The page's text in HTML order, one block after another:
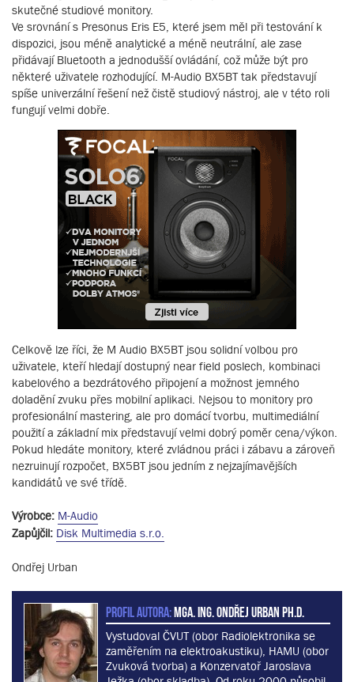
skutečné studiové monitory.
Ve srovnání s Presonus Eris E5, které jsem měl při testování k
dispozici, jsou méně analytické a méně neutrální, ale zase
přidávají Bluetooth a jednodušší ovládání, což může být pro
některé uživatele rozhodující. M-Audio BX5BT tak představují
spíše univerzální řešení než čistě studiový nástroj, ale v této roli
fungují velmi dobře.
Celkově lze říci, že M Audio BX5BT jsou solidní volbou pro
uživatele, kteří hledají dostupný near field poslech, kombinaci
kabelového a bezdrátového připojení a možnost jemného
doladění zvuku přes mobilní aplikaci. Nejsou to monitory pro
profesionální mastering, ale pro domácí tvorbu, multimediální
použití a základní mix představují velmi dobrý poměr cena/výkon.
Pokud hledáte monitory, které zvládnou práci i zábavu a zároveň
nezruinují rozpočet, BX5BT jsou jedním z nejzajímavějších
kandidátů ve své třídě.
Výrobce: M-Audio
Zapůjčil: Disk Multimedia s.r.o.
Ondřej Urban
PROFIL AUTORA:MgA. Ing. Ondřej Urban Ph.D.
Vystudoval ČVUT (obor Radiolektronika se
zaměřením na elektroakustiku), HAMU (obor
Zvuková tvorba) a Konzervatoř Jaroslava